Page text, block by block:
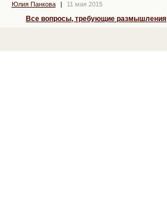
Юлия Панкова
11 мая 2015
Все вопросы, требующие размышления